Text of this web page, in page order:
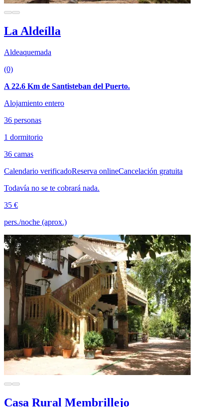
La Aldeílla
Aldeaquemada
(0)
A 22.6 Km de Santisteban del Puerto.
Alojamiento entero
36 personas
1 dormitorio
36 camas
Calendario verificadoReserva onlineCancelación gratuita
Todavía no se te cobrará nada.
35 €
pers./noche (aprox.)
Casa Rural Membrillejo